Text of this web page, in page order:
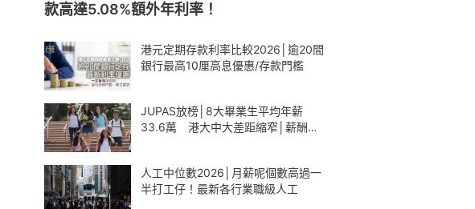
款高達5.08%額外年利率！
港元定期存款利率比較2026│逾20間
銀行最高10厘高息優惠/存款門檻
JUPAS放榜│8大畢業生平均年薪
33.6萬 港大中大差距縮窄│薪酬一
人工中位數2026│月薪呢個數高過一
半打工仔！最新各行業職級人工